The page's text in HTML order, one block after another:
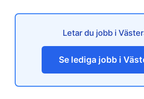
Letar du jobb i
Se lediga jobb i